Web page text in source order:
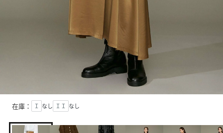
在庫： Ｉ なし ＩＩ なし